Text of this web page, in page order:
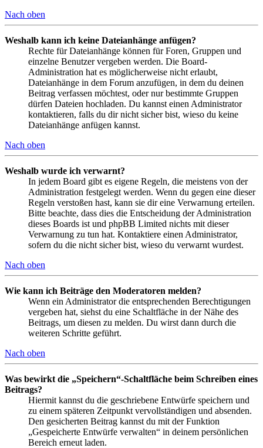
Nach oben
Weshalb kann ich keine Dateianhänge anfügen?
Rechte für Dateianhänge können für Foren, Gruppen und
einzelne Benutzer vergeben werden. Die Board-
Administration hat es möglicherweise nicht erlaubt,
Dateianhänge in dem Forum anzufügen, in dem du deinen
Beitrag verfassen möchtest, oder nur bestimmte Gruppen
dürfen Dateien hochladen. Du kannst einen Administrator
kontaktieren, falls du dir nicht sicher bist, wieso du keine
Dateianhänge anfügen kannst.
Nach oben
Weshalb wurde ich verwarnt?
In jedem Board gibt es eigene Regeln, die meistens von der
Administration festgelegt werden. Wenn du gegen eine dieser
Regeln verstoßen hast, kann sie dir eine Verwarnung erteilen.
Bitte beachte, dass dies die Entscheidung der Administration
dieses Boards ist und phpBB Limited nichts mit dieser
Verwarnung zu tun hat. Kontaktiere einen Administrator,
sofern du die nicht sicher bist, wieso du verwarnt wurdest.
Nach oben
Wie kann ich Beiträge den Moderatoren melden?
Wenn ein Administrator die entsprechenden Berechtigungen
vergeben hat, siehst du eine Schaltfläche in der Nähe des
Beitrags, um diesen zu melden. Du wirst dann durch die
weiteren Schritte geführt.
Nach oben
Was bewirkt die „Speichern“-Schaltfläche beim Schreiben eines
Beitrags?
Hiermit kannst du die geschriebene Entwürfe speichern und
zu einem späteren Zeitpunkt vervollständigen und absenden.
Den gesicherten Beitrag kannst du mit der Funktion
„Gespeicherte Entwürfe verwalten“ in deinem persönlichen
Bereich erneut laden.